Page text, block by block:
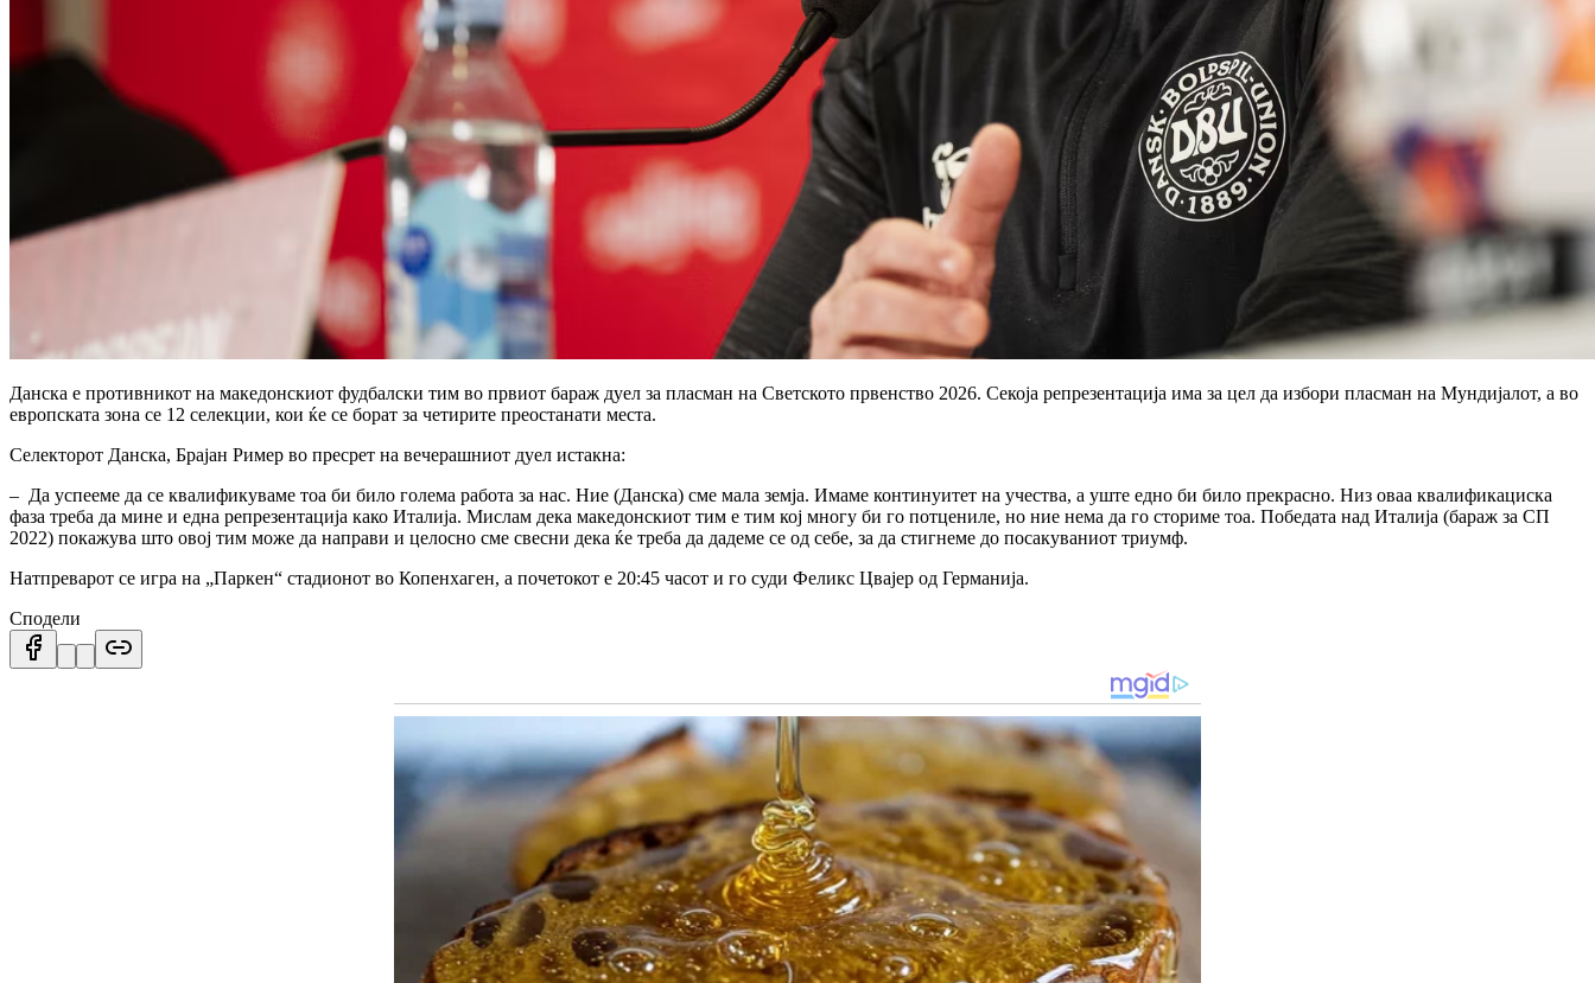
Данска е противникот на македонскиот фудбалски тим во првиот бараж дуел за пласман на Светското првенство 2026. Секоја репрезентација има за цел да избори пласман на Мундијалот, а во
европската зона се 12 селекции, кои ќе се борат за четирите преостанати места.
Селекторот Данска, Брајан Ример во пресрет на вечерашниот дуел истакна:
– Да успееме да се квалификуваме тоа би било голема работа за нас. Ние (Данска) сме мала земја. Имаме континуитет на учества, а уште едно би било прекрасно. Низ оваа квалификациска
фаза треба да мине и една репрезентација како Италија. Мислам дека македонскиот тим е тим кој многу би го потцениле, но ние нема да го сториме тоа. Победата над Италија (бараж за СП
2022) покажува што овој тим може да направи и целосно сме свесни дека ќе треба да дадеме се од себе, за да стигнеме до посакуваниот триумф.
Натпреварот се игра на „Паркен“ стадионот во Копенхаген, а почетокот е 20:45 часот и го суди Феликс Цвајер од Германија.
Сподели